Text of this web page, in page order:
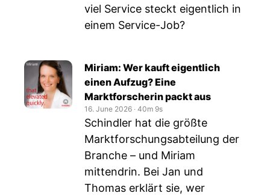
viel Service steckt eigentlich in
einem Service-Job?
Miriam: Wer kauft eigentlich
einen Aufzug? Eine
Marktforscherin packt aus
16. June 2026 ‧ 40m 9s
Schindler hat die größte
Marktforschungsabteilung der
Branche – und Miriam
mittendrin. Bei Jan und
Thomas erklärt sie, wer